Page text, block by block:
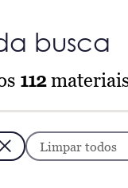
busca
112
Limpar todos